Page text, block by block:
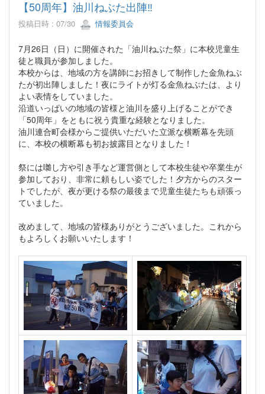
【50周年】油川ねぶた出陣‼
投稿日時 : 07/30 情報委員会
7月26日（日）に開催された「油川ねぶた祭」に本校児童生
徒と職員が参加しました。
本校からは、地域の方を講師にお招きして制作した金魚ねぶ
たが初出陣しました！夜にライトが灯る金魚ねぶたは、より
よい表情をしていました。
沿道いっぱいの地域の皆様と油川を盛り上げることができ
「50周年」をともに祝う貴重な経験となりました。
油川連合町会様からご提供いただいた立派な横断幕を先頭
に、本校の横断幕も初お披露目となりました！
祭には囃し方や引き手など運営側として本校生徒や卒業生が
参加しており、非常に頼もしい姿でした！夕方からのスター
トでしたが、夜が更ける祭の最後まで児童生徒たちも頑張っ
ていました。
改めまして、地域の皆様ありがとうございました。これから
もよろしくお願いいたします！